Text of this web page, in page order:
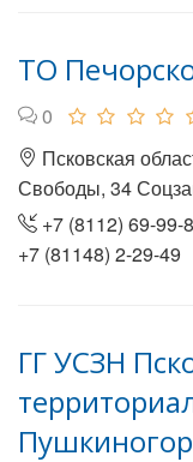
ТО
0
Псковская
Свободы, 34
+7 (8112) 69-99-
+7 (81148) 2-29-49
ГГ УСЗН